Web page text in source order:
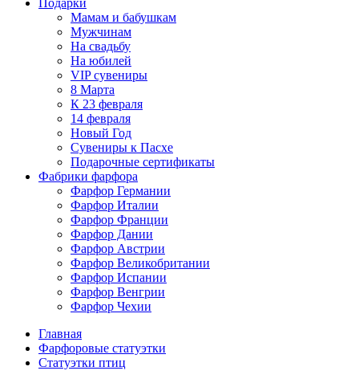
Подарки
Мамам и бабушкам
Мужчинам
На свадьбу
На юбилей
VIP сувениры
8 Марта
К 23 февраля
14 февраля
Новый Год
Сувениры к Пасхе
Подарочные сертификаты
Фабрики фарфора
Фарфор Германии
Фарфор Италии
Фарфор Франции
Фарфор Дании
Фарфор Австрии
Фарфор Великобритании
Фарфор Испании
Фарфор Венгрии
Фарфор Чехии
Главная
Фарфоровые статуэтки
Cтатуэтки птиц